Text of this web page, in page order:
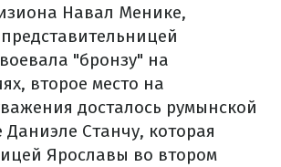
Навал Менике,
"бронзу" на
второе место на
досталось румынской
Даниэле Станчу, которая
Ярославы во втором